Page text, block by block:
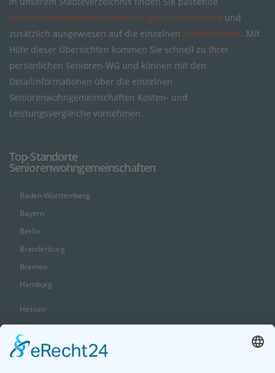
Seniorenwohngemeinschaften in ganz Deutschland und
zusätzlich ausgewiesen auf die einzelnen Bundesländer. Mit
Hilfe dieser Übersichten kommen Sie schnell zu Ihrer
persönlichen Senioren-WG und können mit den
Detailinformationen über die einzelnen
Seniorenwohngemeinschaften Kosten- und
Leistungsvergleiche vornehmen.
Top-Standorte
Seniorenwohngemeinschaften
Baden-Württemberg
Bayern
Berlin
Brandenburg
Bremen
Hamburg
Hessen
Mecklenburg-Vorpommern
Niedersachsen